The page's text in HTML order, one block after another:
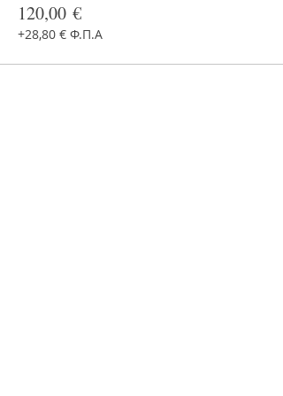
120,00 €
+28,80 € Φ.Π.Α